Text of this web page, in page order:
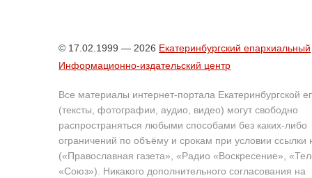
© 17.02.1999 — 2026 Екатеринбургский епархиальный
Информационно-издательский центр
Все материалы интернет-портала Екатеринбургской
(тексты, фотографии, аудио, видео) могут свободно
распространяться любыми способами без каких-либо
ограничений по объёму и срокам при условии ссылки
(«Православная газета», «Радио «Воскресение»,
«Союз»). Никакого дополнительного согласования на